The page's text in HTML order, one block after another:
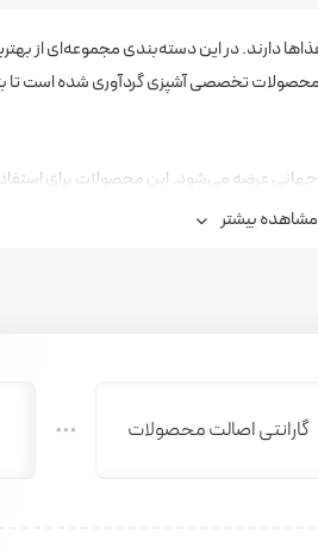
دارند. در این دسته‌بندی مجموعه‌ای از
تخصصی آشپزی گردآوری شده است تا
جهانی عرضه می‌شود. این محصولات برای
می‌شوند.
مشاهده بیشتر
گارانتی اصالت محصولات